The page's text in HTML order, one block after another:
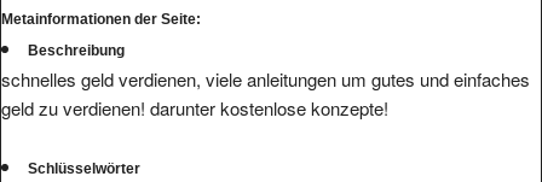
Metainformationen der Seite:
Beschreibung
schnelles geld verdienen, viele anleitungen um gutes und einfaches
geld zu verdienen! darunter kostenlose konzepte!
Schlüsselwörter